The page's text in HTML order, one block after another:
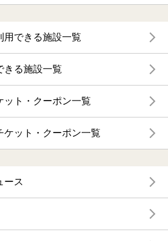
用できる施設一覧
きる施設一覧
ット・クーポン一覧
ケット・クーポン一覧
ース